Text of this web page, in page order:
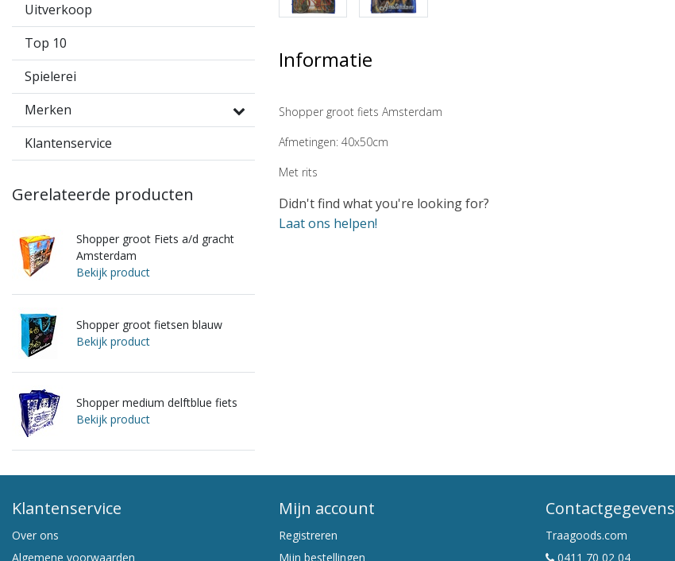
Uitverkoop
Top 10
Spielerei
Merken
Klantenservice
Gerelateerde producten
Shopper groot Fiets a/d gracht
Amsterdam
Bekijk product
Shopper groot fietsen blauw
Bekijk product
Shopper medium delftblue fiets
Bekijk product
Informatie
Shopper groot fiets Amsterdam
Afmetingen: 40x50cm
Met rits
Didn't find what you're looking for?
Laat ons helpen!
Klantenservice
Over ons
Algemene voorwaarden
Mijn account
Registreren
Mijn bestellingen
Contactgegevens
Traagoods.com
0411 70 02 04